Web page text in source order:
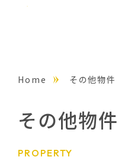
Home その他物件
その他物件
PROPERTY